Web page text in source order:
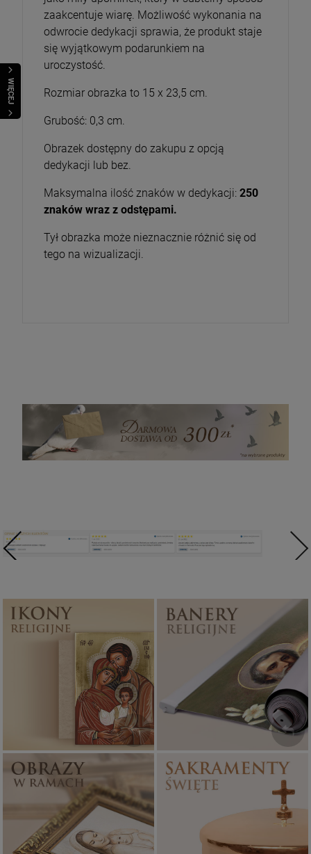
WIĘCEJ
zaakcentuje wiarę. Możliwość wykonania na
odwrocie dedykacji sprawia, że produkt staje
się wyjątkowym podarunkiem na
uroczystość.
Rozmiar obrazka to 15 x 23,5 cm.
Grubość: 0,3 cm.
Obrazek dostępny do zakupu z opcją
dedykacji lub bez.
Maksymalna ilość znaków w dedykacji: 250
znaków wraz z odstępami.
Tył obrazka może nieznacznie różnić się od
tego na wizualizacji.
Ikony religijne
PONAD 400
WZORÓW
Banery religijne
ZOBACZ
Obrazy religijne
PIĘKNE
WZORY
Sakramenty Święte